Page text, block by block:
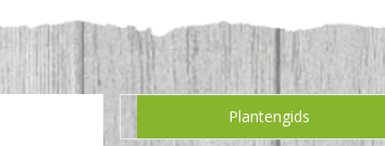
Plantengids